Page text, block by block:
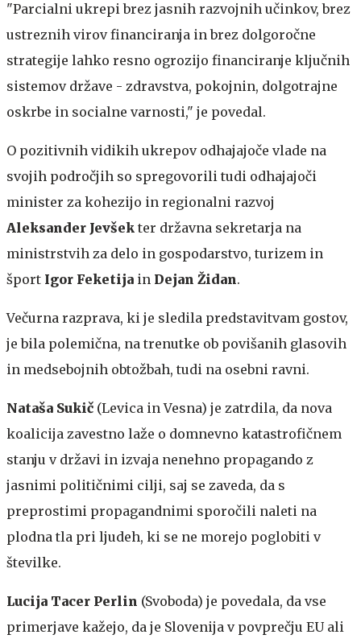
"Parcialni ukrepi brez jasnih razvojnih učinkov, brez
ustreznih virov financiranja in brez dolgoročne
strategije lahko resno ogrozijo financiranje ključnih
sistemov države - zdravstva, pokojnin, dolgotrajne
oskrbe in socialne varnosti," je povedal.
O pozitivnih vidikih ukrepov odhajajoče vlade na
svojih področjih so spregovorili tudi odhajajoči
minister za kohezijo in regionalni razvoj
Aleksander Jevšek ter državna sekretarja na
ministrstvih za delo in gospodarstvo, turizem in
šport Igor Feketija in Dejan Židan.
Večurna razprava, ki je sledila predstavitvam gostov,
je bila polemična, na trenutke ob povišanih glasovih
in medsebojnih obtožbah, tudi na osebni ravni.
Nataša Sukič (Levica in Vesna) je zatrdila, da nova
koalicija zavestno laže o domnevno katastrofičnem
stanju v državi in izvaja nenehno propagando z
jasnimi političnimi cilji, saj se zaveda, da s
preprostimi propagandnimi sporočili naleti na
plodna tla pri ljudeh, ki se ne morejo poglobiti v
številke.
Lucija Tacer Perlin (Svoboda) je povedala, da vse
primerjave kažejo, da je Slovenija v povprečju EU ali